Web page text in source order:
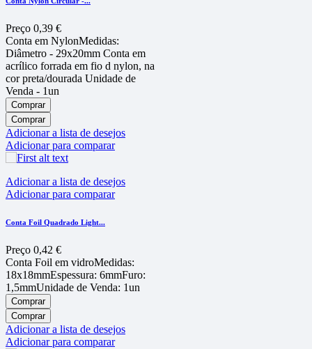
Preço 0,39 €
Conta em NylonMedidas:
Diâmetro - 29x20mm Conta em
acrí­lico forrada em fio d nylon, na
cor preta/dourada Unidade de
Venda - 1un
Comprar
Comprar
Adicionar a lista de desejos
Adicionar para comparar
Adicionar a lista de desejos
Adicionar para comparar
Conta Foil Quadrado Light...
Preço 0,42 €
Conta Foil em vidroMedidas:
18x18mmEspessura: 6mmFuro:
1,5mmUnidade de Venda: 1un
Comprar
Comprar
Adicionar a lista de desejos
Adicionar para comparar